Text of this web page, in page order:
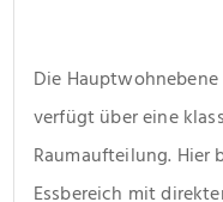
Die
verfügt über eine
Raumaufteilung.
Essbereich mit